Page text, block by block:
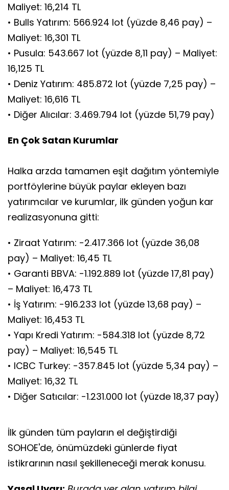
Maliyet: 16,214 TL
• Bulls Yatırım: 566.924 lot (yüzde 8,46 pay) –
Maliyet: 16,301 TL
• Pusula: 543.667 lot (yüzde 8,11 pay) – Maliyet:
16,125 TL
• Deniz Yatırım: 485.872 lot (yüzde 7,25 pay) –
Maliyet: 16,616 TL
• Diğer Alıcılar: 3.469.794 lot (yüzde 51,79 pay)
En Çok Satan Kurumlar
Halka arzda tamamen eşit dağıtım yöntemiyle
portföylerine büyük paylar ekleyen bazı
yatırımcılar ve kurumlar, ilk günden yoğun kar
realizasyonuna gitti:
• Ziraat Yatırım: -2.417.366 lot (yüzde 36,08
pay) – Maliyet: 16,45 TL
• Garanti BBVA: -1.192.889 lot (yüzde 17,81 pay)
– Maliyet: 16,473 TL
• İş Yatırım: -916.233 lot (yüzde 13,68 pay) –
Maliyet: 16,453 TL
• Yapı Kredi Yatırım: -584.318 lot (yüzde 8,72
pay) – Maliyet: 16,545 TL
• ICBC Turkey: -357.845 lot (yüzde 5,34 pay) –
Maliyet: 16,32 TL
• Diğer Satıcılar: -1.231.000 lot (yüzde 18,37 pay)
İlk günden tüm payların el değiştirdiği
SOHOE'de, önümüzdeki günlerde fiyat
istikrarının nasıl şekilleneceği merak konusu.